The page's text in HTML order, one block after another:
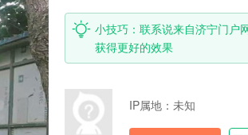
小技巧：联系说来自济宁门户
获得更好的效果
IP属地： 未知